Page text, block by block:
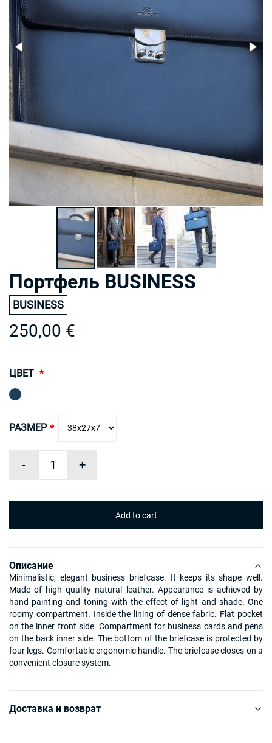
Портфель BUSINESS
BUSINESS
250,00 €
ЦВЕТ
РАЗМЕР
- +
Описание
Minimalistic, elegant business briefcase. It keeps its shape well.
Made of high quality natural leather. Appearance is achieved by
hand painting and toning with the effect of light and shade. One
roomy compartment. Inside the lining of dense fabric. Flat pocket
on the inner front side. Compartment for business cards and pens
on the back inner side. The bottom of the briefcase is protected by
four legs. Comfortable ergonomic handle. The briefcase closes on a
convenient closure system.
Доставка и возврат